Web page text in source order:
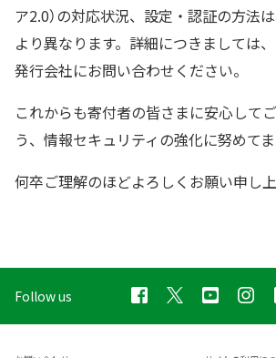
ア2.0）の対応状況、設定・認証の方法
より異なります。詳細につきましては
発行会社にお問い合わせください。
これからも寄付者の皆さまに安心して
う、情報セキュリティの強化に努めてま
何卒ご理解のほどよろしくお願い申し上
Follow us